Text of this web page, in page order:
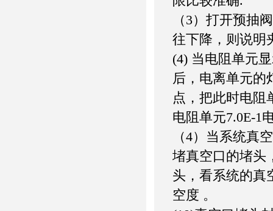
（3）打开预抽
往下降，则说明
(4) 当电阻单元
后，电离单元的
点，把此时电阻
电阻单元7.0E-1
（4）当系统真
堵真空口的堵头
头，看系统的真
空度 。